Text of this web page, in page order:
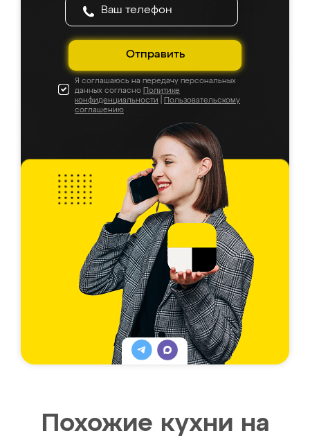
Отправить
Я соглашаюсь на передачу персональных
данных согласно Политике
конфиденциальности
Пользовательскому
соглашению
Похожие кухни на